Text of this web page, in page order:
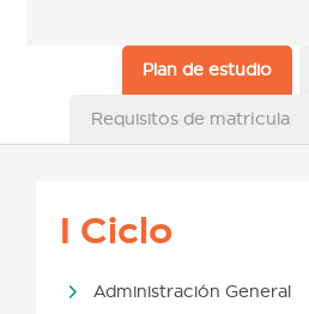
Plan de estudio
Requisitos de matrícula
I Ciclo
Administración General